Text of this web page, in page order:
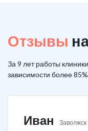
Отзывы
За 9 лет работы
зависимости более
Иван Заволжск